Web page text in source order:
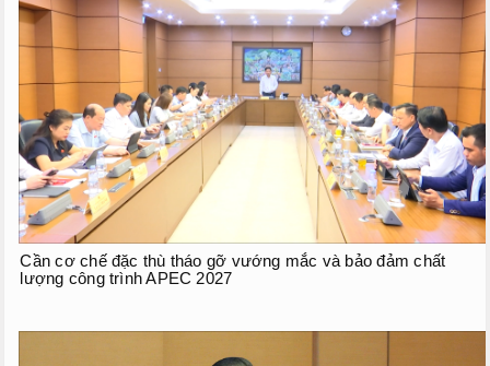
Cần cơ chế đặc thù tháo gỡ vướng mắc và bảo đảm chất
lượng công trình APEC 2027